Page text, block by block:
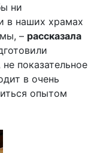
ни
в наших храмах
– рассказала
показательное
в очень
опытом